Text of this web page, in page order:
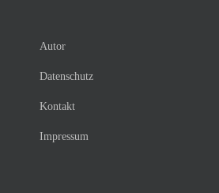
Autor
Datenschutz
Kontakt
Impressum